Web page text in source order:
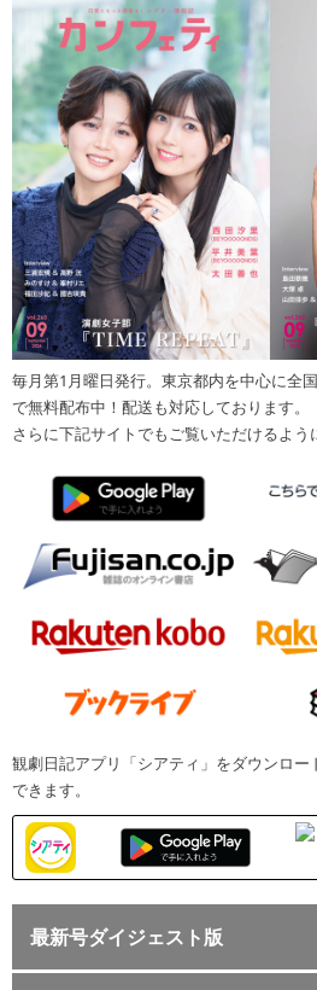
毎月第1月曜日発行。東京都内を中心に全
で無料配布中！配送も対応しております。
さらに下記サイトでもご覧いただけるよう
観劇日記アプリ「シアティ」をダウンロ
できます。
最新号ダイジェスト版